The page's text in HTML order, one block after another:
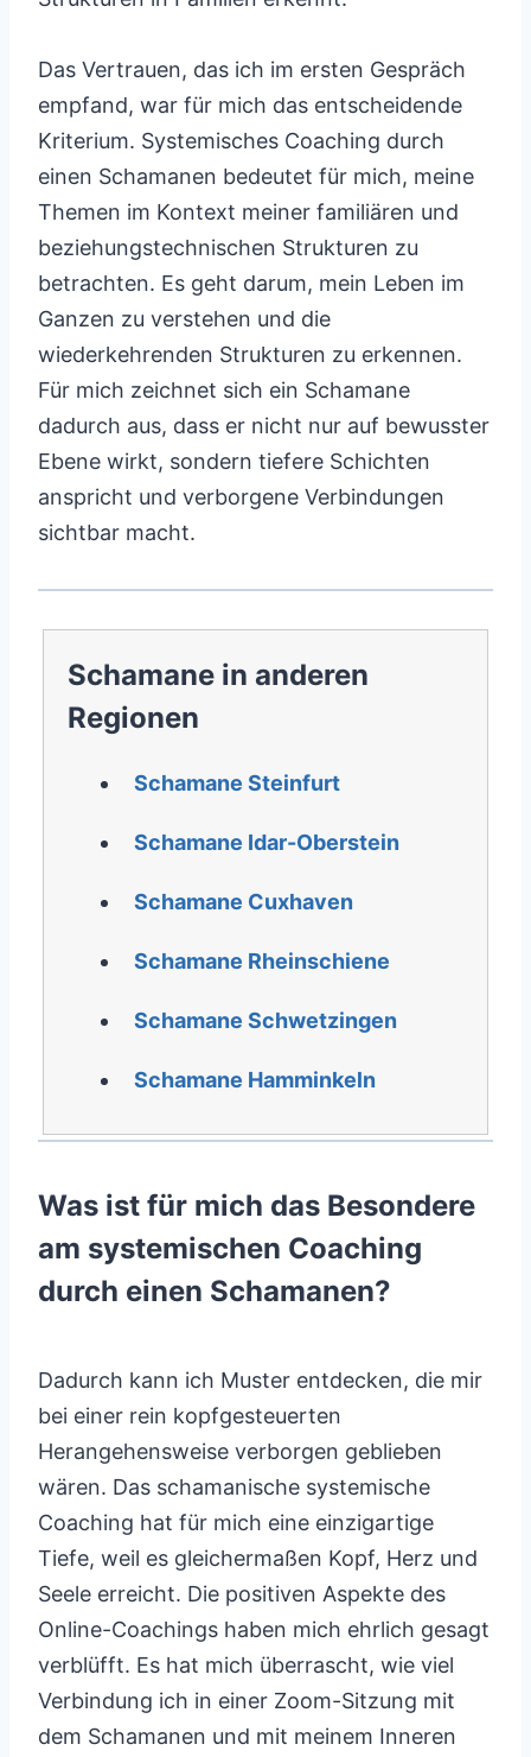
Das Vertrauen, das ich im ersten Gespräch
empfand, war für mich das entscheidende
Kriterium. Systemisches Coaching durch
einen Schamanen bedeutet für mich, meine
Themen im Kontext meiner familiären und
beziehungstechnischen Strukturen zu
betrachten. Es geht darum, mein Leben im
Ganzen zu verstehen und die
wiederkehrenden Strukturen zu erkennen.
Für mich zeichnet sich ein Schamane
dadurch aus, dass er nicht nur auf bewusster
Ebene wirkt, sondern tiefere Schichten
anspricht und verborgene Verbindungen
sichtbar macht.
Schamane in anderen
Regionen
Schamane Steinfurt
Schamane Idar-Oberstein
Schamane Cuxhaven
Schamane Rheinschiene
Schamane Schwetzingen
Schamane Hamminkeln
Was ist für mich das Besondere
am systemischen Coaching
durch einen Schamanen?
Dadurch kann ich Muster entdecken, die mir
bei einer rein kopfgesteuerten
Herangehensweise verborgen geblieben
wären. Das schamanische systemische
Coaching hat für mich eine einzigartige
Tiefe, weil es gleichermaßen Kopf, Herz und
Seele erreicht. Die positiven Aspekte des
Online-Coachings haben mich ehrlich gesagt
verblüfft. Es hat mich überrascht, wie viel
Verbindung ich in einer Zoom-Sitzung mit
dem Schamanen und mit meinem Inneren